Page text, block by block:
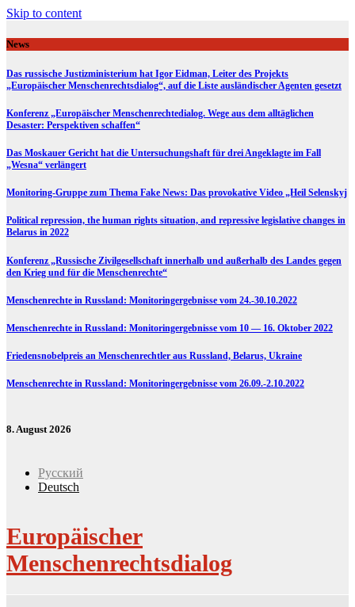
Skip to content
News
Das russische Justizministerium hat Igor Eidman, Leiter des Projekts
„Europäischer Menschenrechtsdialog“, auf die Liste ausländischer Agenten gesetzt
Konferenz „Europäischer Menschenrechtedialog. Wege aus dem alltäglichen
Desaster: Perspektiven schaffen“
Das Moskauer Gericht hat die Untersuchungshaft für drei Angeklagte im Fall
„Wesna“ verlängert
Monitoring-Gruppe zum Thema Fake News: Das provokative Video „Heil Selenskyj
Political repression, the human rights situation, and repressive legislative changes in
Belarus in 2022
Konferenz „Russische Zivilgesellschaft innerhalb und außerhalb des Landes gegen
den Krieg und für die Menschenrechte“
Menschenrechte in Russland: Monitoringergebnisse vom 24.-30.10.2022
Menschenrechte in Russland: Monitoringergebnisse vom 10 — 16. Oktober 2022
Friedensnobelpreis an Menschenrechtler aus Russland, Belarus, Ukraine
Menschenrechte in Russland: Monitoringergebnisse vom 26.09.-2.10.2022
8. August 2026
Русский
Deutsch
Europäischer
Menschenrechtsdialog